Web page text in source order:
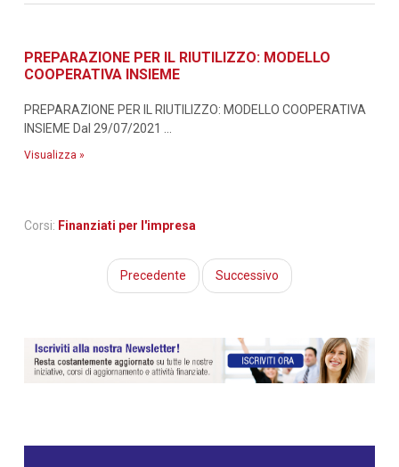
PREPARAZIONE PER IL RIUTILIZZO: MODELLO
COOPERATIVA INSIEME
PREPARAZIONE PER IL RIUTILIZZO: MODELLO COOPERATIVA
INSIEME Dal 29/07/2021 ...
Visualizza »
Corsi: Finanziati per l'impresa
Precedente Successivo